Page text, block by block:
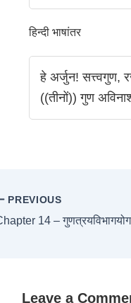
हिन्दी भाषांतर
हे अर्जुन! सत्त्वगुण,
((तीनों)) गुण
PREVIOUS
14 –
Leave a